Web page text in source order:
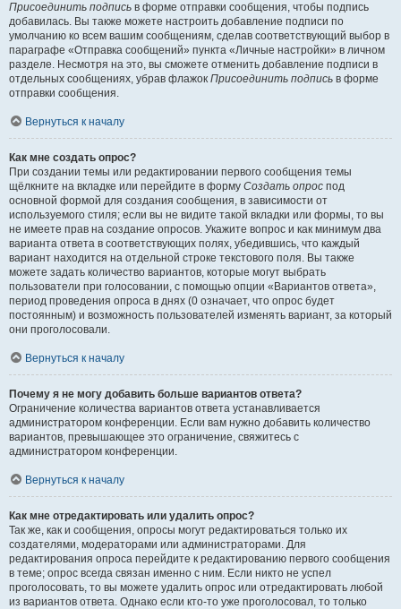
Присоединить подпись в форме отправки сообщения, чтобы подпись
добавилась. Вы также можете настроить добавление подписи по
умолчанию ко всем вашим сообщениям, сделав соответствующий выбор в
параграфе «Отправка сообщений» пункта «Личные настройки» в личном
разделе. Несмотря на это, вы сможете отменить добавление подписи в
отдельных сообщениях, убрав флажок Присоединить подпись в форме
отправки сообщения.
Вернуться к началу
Как мне создать опрос?
При создании темы или редактировании первого сообщения темы
щёлкните на вкладке или перейдите в форму Создать опрос под
основной формой для создания сообщения, в зависимости от
используемого стиля; если вы не видите такой вкладки или формы, то вы
не имеете прав на создание опросов. Укажите вопрос и как минимум два
варианта ответа в соответствующих полях, убедившись, что каждый
вариант находится на отдельной строке текстового поля. Вы также
можете задать количество вариантов, которые могут выбрать
пользователи при голосовании, с помощью опции «Вариантов ответа»,
период проведения опроса в днях (0 означает, что опрос будет
постоянным) и возможность пользователей изменять вариант, за который
они проголосовали.
Вернуться к началу
Почему я не могу добавить больше вариантов ответа?
Ограничение количества вариантов ответа устанавливается
администратором конференции. Если вам нужно добавить количество
вариантов, превышающее это ограничение, свяжитесь с
администратором конференции.
Вернуться к началу
Как мне отредактировать или удалить опрос?
Так же, как и сообщения, опросы могут редактироваться только их
создателями, модераторами или администраторами. Для
редактирования опроса перейдите к редактированию первого сообщения
в теме; опрос всегда связан именно с ним. Если никто не успел
проголосовать, то вы можете удалить опрос или отредактировать любой
из вариантов ответа. Однако если кто-то уже проголосовал, то только